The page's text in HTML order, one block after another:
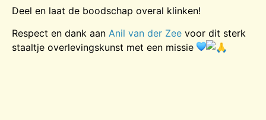
Deel en laat de boodschap overal klinken!
Respect en dank aan Anil van der Zee voor dit sterk
staaltje overlevingskunst met een missie